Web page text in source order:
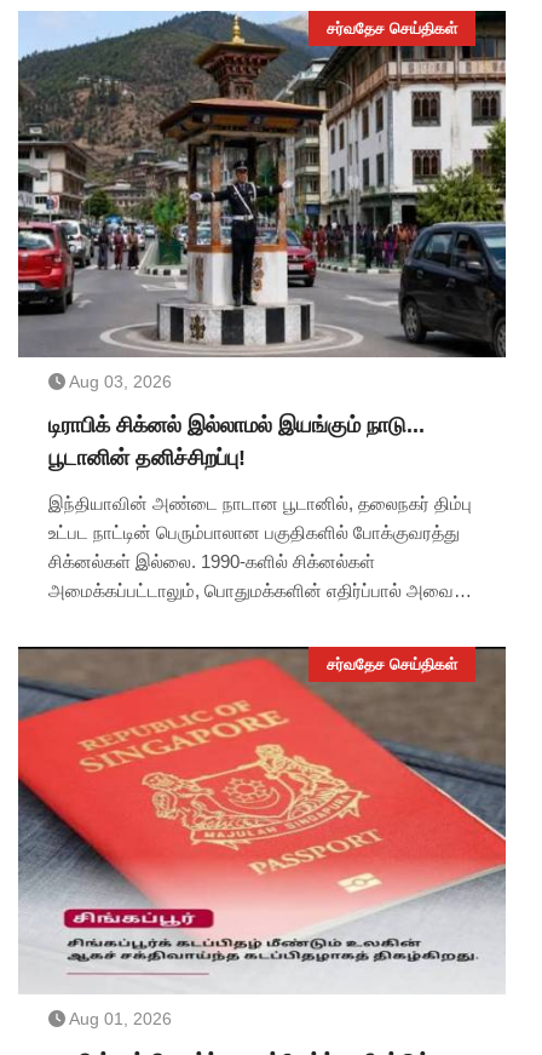
தொழில்நுட்பம், சுத்தமான ஆற்றல் துறையில் முக்கிய
மாற்றத்தை ஏற்படுத்தும் என எதிர்பார்க்கப்படுகிறது.
சர்வதேச செய்திகள்
Aug 03, 2026
டிராபிக் சிக்னல் இல்லாமல் இயங்கும் நாடு...
பூடானின் தனிச்சிறப்பு!
இந்தியாவின் அண்டை நாடான பூடானில், தலைநகர் திம்பு
உட்பட நாட்டின் பெரும்பாலான பகுதிகளில் போக்குவரத்து
சிக்னல்கள் இல்லை. 1990-களில் சிக்னல்கள்
அமைக்கப்பட்டாலும், பொதுமக்களின் எதிர்ப்பால் அவை
கைசைகைகளே வாகனங்களை ஒழுங்குபடுத்தும் முக்கிய
முறையாக இருந்து வருகிறது.
சர்வதேச செய்திகள்
Aug 01, 2026